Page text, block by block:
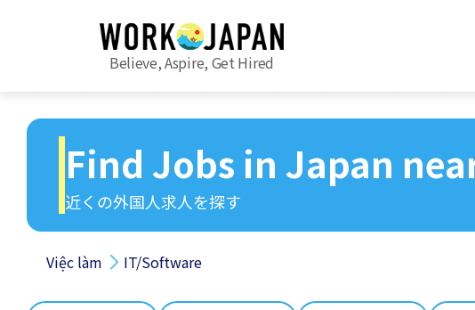
Believe, Aspire, Get Hired
Find Jobs in Japan
近くの外国人求人を探す
Việc làm IT/Software